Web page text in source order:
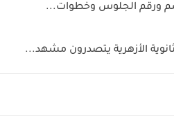
الأزهرية يتصدرون مشهد...